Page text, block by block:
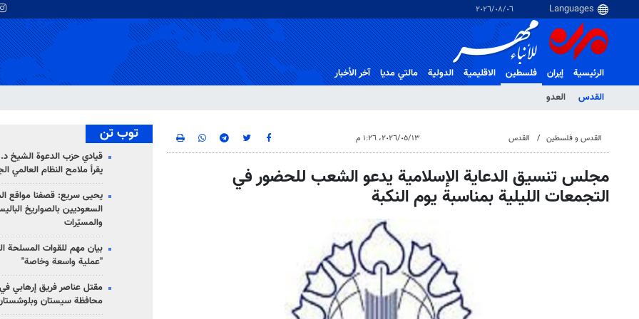
٠٦‏/٠٨‏/٢٠٢٦
الرئيسية إيران
فلسطین
القدس
العدو
الاقلیمیة الدولية مالتي مدیا آخر الأخبار
القدس و فلسطین القدس ١٣‏/٠٥‏/٢٠٢٦، ١:٢٦ م
مجلس تنسيق الدعاية الإسلامية يدعو الشعب للحضور في
التجمعات الليلية بمناسبة يوم النكبة
توب تن
قيادي حزب الدعوة الشيخ
يقرأ ملامح النظام العالمي
يحيى سريع: قصفنا مواقع
السعوديين بالصواريخ
والمسيّرات
بيان مهم للقوات المسلحة
"عملية واسعة وخاصة"
مقتل عناصر فريق إرهابي
محافظة سيستان